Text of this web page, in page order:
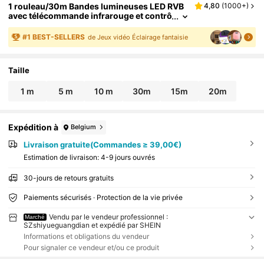
1 rouleau/30m Bandes lumineuses LED RVB
avec télécommande infrarouge et contrô
le par application Bluetooth, ruban LED a
uto-adhésif, mode synchronisation musical
e et minuterie, convient pour la chambre à co
4,80 (1000+)
#1 BEST-SELLERS de Jeux vidéo Éclairage fantaisie
Taille
1 m 5 m 10 m 30m 15m 20m
Expédition à Belgium
Livraison gratuite(Commandes ≥ 39,00€)
Estimation de livraison: 4-9 jours ouvrés
30-jours de retours gratuits
Paiements sécurisés · Protection de la vie privée
Marché
Vendu par le vendeur professionnel :
SZshiyueguangdian et expédié par SHEIN
Informations et obligations du vendeur
Pour signaler ce vendeur et/ou ce produit